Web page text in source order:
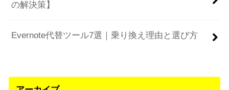
の解決策】
Evernote代替ツール7選｜乗り換え理由と選び方